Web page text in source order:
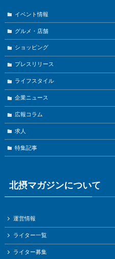
イベント情報
グルメ・店舗
ショッピング
プレスリリース
ライフスタイル
企業ニュース
広報コラム
求人
特集記事
北摂マガジンについて
運営情報
ライター一覧
ライター募集